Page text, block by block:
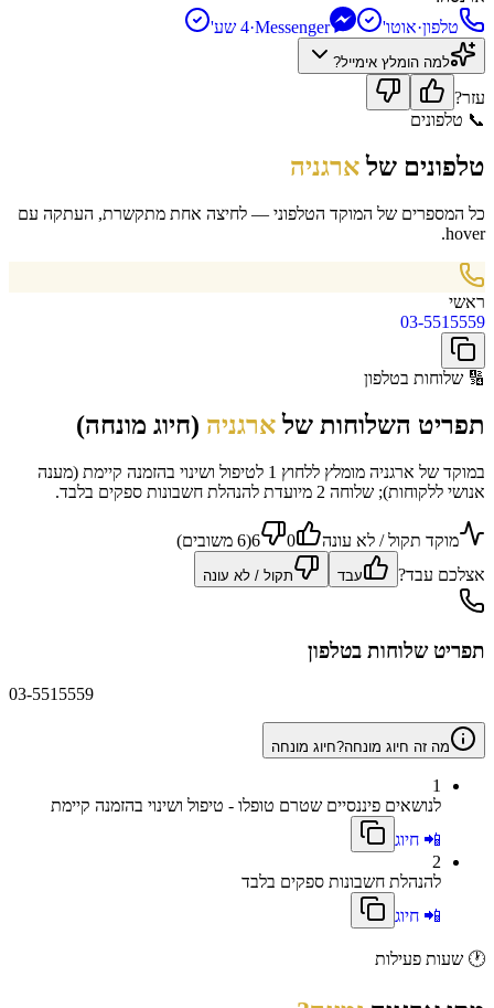
טלפון·אוטו' Messenger
·4 שע'
למה הומלץ אימייל?
עזר?
📞 טלפונים
טלפונים של ארגניה
כל המספרים של המוקד הטלפוני — לחיצה אחת מתקשרת, העתקה עם
hover.
ראשי
03-5515559
🔢 שלוחות בטלפון
תפריט השלוחות של ארגניה (חיוג מונחה)
במוקד של ארגניה מומלץ ללחוץ 1 לטיפול ושינוי בהזמנה קיימת (מענה
אנושי ללקוחות); שלוחה 2 מיועדת להנהלת חשבונות ספקים בלבד.
מוקד תקול / לא עונה 0
6
(
6 משובים)
אצלכם עבד?
עבד תקול / לא עונה
תפריט שלוחות בטלפון
03-5515559
מה זה חיוג מונחה?חיוג מונחה
1
לנושאים פיננסיים שטרם טופלו - טיפול ושינוי בהזמנה קיימת
📲 חיוג
2
להנהלת חשבונות ספקים בלבד
📲 חיוג
🕐 שעות פעילות